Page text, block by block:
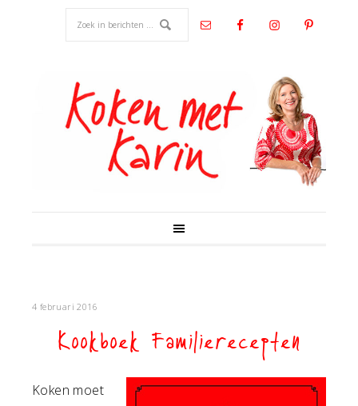
4 februari 2016
Kookboek Familierecepten
Koken moet